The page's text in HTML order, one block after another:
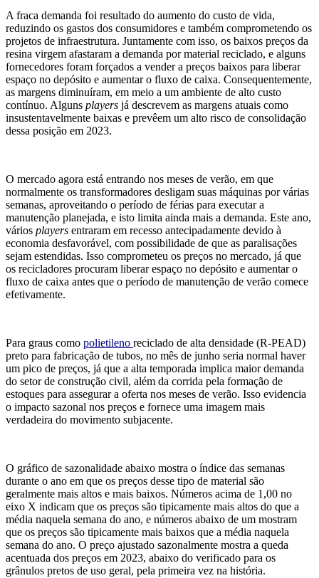
A fraca demanda foi resultado do aumento do custo de vida,
reduzindo os gastos dos consumidores e também comprometendo os
projetos de infraestrutura. Juntamente com isso, os baixos preços da
resina virgem afastaram a demanda por material reciclado, e alguns
fornecedores foram forçados a vender a preços baixos para liberar
espaço no depósito e aumentar o fluxo de caixa. Consequentemente,
as margens diminuíram, em meio a um ambiente de alto custo
contínuo. Alguns players já descrevem as margens atuais como
insustentavelmente baixas e prevêem um alto risco de consolidação
dessa posição em 2023.
O mercado agora está entrando nos meses de verão, em que
normalmente os transformadores desligam suas máquinas por várias
semanas, aproveitando o período de férias para executar a
manutenção planejada, e isto limita ainda mais a demanda. Este ano,
vários players entraram em recesso antecipadamente devido à
economia desfavorável, com possibilidade de que as paralisações
sejam estendidas. Isso comprometeu os preços no mercado, já que
os recicladores procuram liberar espaço no depósito e aumentar o
fluxo de caixa antes que o período de manutenção de verão comece
efetivamente.
Para graus como polietileno reciclado de alta densidade (R-PEAD)
preto para fabricação de tubos, no mês de junho seria normal haver
um pico de preços, já que a alta temporada implica maior demanda
do setor de construção civil, além da corrida pela formação de
estoques para assegurar a oferta nos meses de verão. Isso evidencia
o impacto sazonal nos preços e fornece uma imagem mais
verdadeira do movimento subjacente.
O gráfico de sazonalidade abaixo mostra o índice das semanas
durante o ano em que os preços desse tipo de material são
geralmente mais altos e mais baixos. Números acima de 1,00 no
eixo X indicam que os preços são tipicamente mais altos do que a
média naquela semana do ano, e números abaixo de um mostram
que os preços são tipicamente mais baixos que a média naquela
semana do ano. O preço ajustado sazonalmente mostra a queda
acentuada dos preços em 2023, abaixo do verificado para os
grânulos pretos de uso geral, pela primeira vez na história.